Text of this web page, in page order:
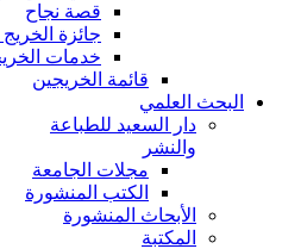
قصة نجاح
جائزة الخريج
خدمات
قائمة الخريجين
البحث العلمي
دار السعيد للطباعة
والنشر
مجلات الجامعة
الكتب المنشورة
الأبحاث المنشورة
المكتبة